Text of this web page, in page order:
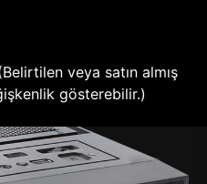
veya satın almış
gösterebilir.)